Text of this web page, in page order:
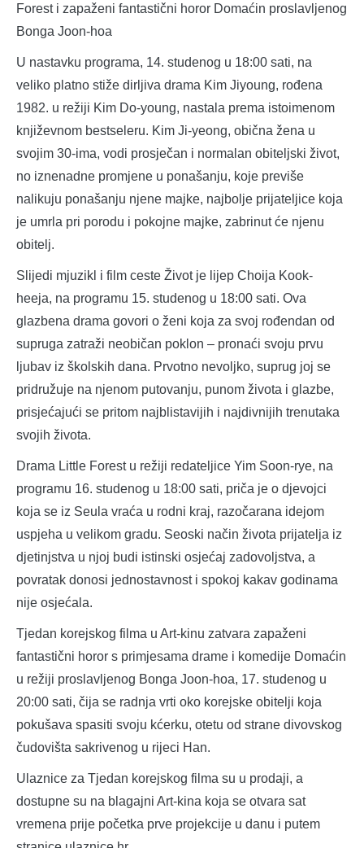
Forest i zapaženi fantastični horor Domaćin proslavljenog
Bonga Joon-hoa
U nastavku programa, 14. studenog u 18:00 sati, na
veliko platno stiže dirljiva drama Kim Jiyoung, rođena
1982. u režiji Kim Do-young, nastala prema istoimenom
književnom bestseleru. Kim Ji-yeong, obična žena u
svojim 30-ima, vodi prosječan i normalan obiteljski život,
no iznenadne promjene u ponašanju, koje previše
nalikuju ponašanju njene majke, najbolje prijateljice koja
je umrla pri porodu i pokojne majke, zabrinut će njenu
obitelj.
Slijedi mjuzikl i film ceste Život je lijep Choija Kook-
heeja, na programu 15. studenog u 18:00 sati. Ova
glazbena drama govori o ženi koja za svoj rođendan od
supruga zatraži neobičan poklon – pronaći svoju prvu
ljubav iz školskih dana. Prvotno nevoljko, suprug joj se
pridružuje na njenom putovanju, punom života i glazbe,
prisjećajući se pritom najblistavijih i najdivnijih trenutaka
svojih života.
Drama Little Forest u režiji redateljice Yim Soon-rye, na
programu 16. studenog u 18:00 sati, priča je o djevojci
koja se iz Seula vraća u rodni kraj, razočarana idejom
uspjeha u velikom gradu. Seoski način života prijatelja iz
djetinjstva u njoj budi istinski osjećaj zadovoljstva, a
povratak donosi jednostavnost i spokoj kakav godinama
nije osjećala.
Tjedan korejskog filma u Art-kinu zatvara zapaženi
fantastični horor s primjesama drame i komedije Domaćin
u režiji proslavljenog Bonga Joon-hoa, 17. studenog u
20:00 sati, čija se radnja vrti oko korejske obitelji koja
pokušava spasiti svoju kćerku, otetu od strane divovskog
čudovišta sakrivenog u rijeci Han.
Ulaznice za Tjedan korejskog filma su u prodaji, a
dostupne su na blagajni Art-kina koja se otvara sat
vremena prije početka prve projekcije u danu i putem